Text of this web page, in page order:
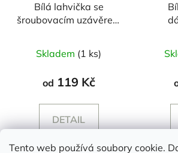
Tento web používá soubory cookie.
Bílá lahvička se
šroubovacím uzávěrem
Skladem (1 ks)
od 119 Kč
DETAIL